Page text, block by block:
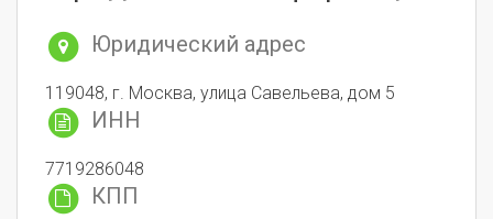
Юридический адрес
119048, г. Москва, улица Савельева, дом 5
ИНН
7719286048
КПП